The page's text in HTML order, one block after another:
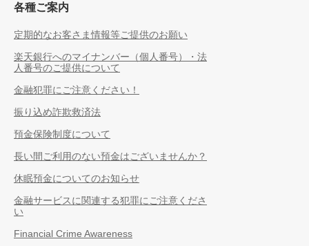
各種ご案内
定期的なお客さま情報等ご提供のお願い
楽天銀行へのマイナンバー（個人番号）・法
人番号のご提供について
金融犯罪にご注意ください！
振り込め詐欺救済法
預金保険制度について
長い間ご利用のない預金はございませんか？
休眠預金についてのお知らせ
金融サービスに関連する犯罪にご注意くださ
い
Financial Crime Awareness